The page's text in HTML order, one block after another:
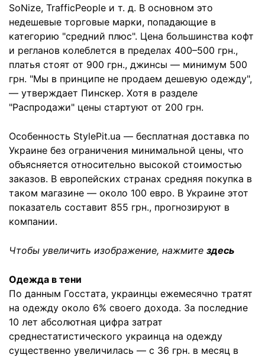
SoNize, TrafficPeople и т. д. В основном это
недешевые торговые марки, попадающие в
категорию "средний плюс". Цена большинства кофт
и регланов колеблется в пределах 400–500 грн.,
платья стоят от 900 грн., джинсы — минимум 500
грн. "Мы в принципе не продаем дешевую одежду",
— утверждает Пинскер. Хотя в разделе
"Распродажи" цены стартуют от 200 грн.
Особенность StylePit.ua — бесплатная доставка по
Украине без ограничения минимальной цены, что
объясняется относительно высокой стоимостью
заказов. В европейских странах средняя покупка в
таком магазине — около 100 евро. В Украине этот
показатель составит 855 грн., прогнозируют в
компании.
Чтобы увеличить изображение, нажмите здесь
Одежда в тени
По данным Госстата, украинцы ежемесячно тратят
на одежду около 6% своего дохода. За последние
10 лет абсолютная цифра затрат
среднестатистического украинца на одежду
существенно увеличилась — с 36 грн. в месяц в